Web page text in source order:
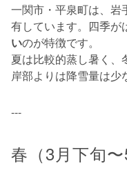
一関市・平泉町は、岩
有しています。四季が
いのが特徴です。
夏は比較的蒸し暑く
岸部よりは降雪量は少
---
春（3月下旬〜